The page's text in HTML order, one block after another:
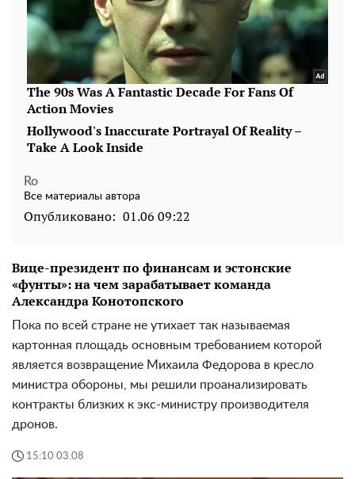
Ro
Все материалы автора
Опубликовано: 01.06 09:22
Вице-президент по финансам и эстонские
«фунты»: на чем зарабатывает команда
Александра Конотопского
Пока по всей стране не утихает так называемая
картонная площадь основным требованием которой
является возвращение Михаила Федорова в кресло
министра обороны, мы решили проанализировать
контракты близких к экс-министру производителя
дронов.
15:10 03.08